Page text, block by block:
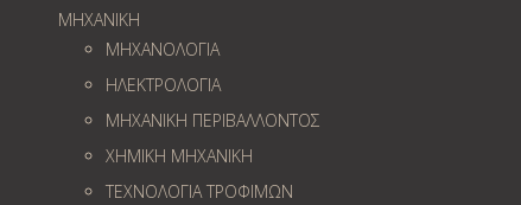
ΜΗΧΑΝΙΚΗ
ΜΗΧΑΝΟΛΟΓΙΑ
ΗΛΕΚΤΡΟΛΟΓΙΑ
ΜΗΧΑΝΙΚΗ ΠΕΡΙΒΑΛΛΟΝΤΟΣ
ΧΗΜΙΚΗ ΜΗΧΑΝΙΚΗ
ΤΕΧΝΟΛΟΓΙΑ ΤΡΟΦΙΜΩΝ